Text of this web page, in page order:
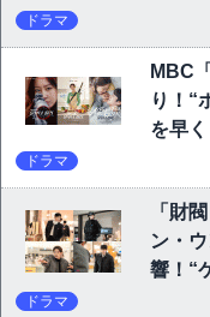
ドラマ
MBC
り！“
を早
ドラマ
「財
ン・
響！“
ドラマ